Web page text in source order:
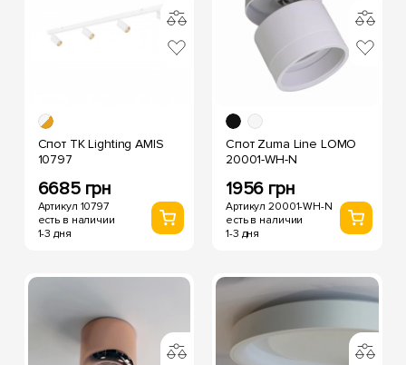
Спот TK Lighting AMIS
10797
6685 грн
Артикул 10797
есть в наличии
1-3 дня
Спот Zuma Line LOMO
20001-WH-N
1956 грн
Артикул 20001-WH-N
есть в наличии
1-3 дня